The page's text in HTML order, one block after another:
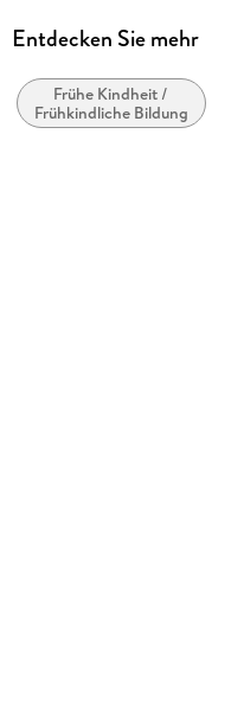
Spiel
Gewicht
Entdecken Sie mehr
Frühe Kindheit /
Frühkindliche Bildung